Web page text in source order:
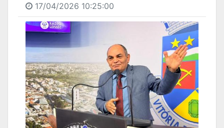
17/04/2026 10:25:00